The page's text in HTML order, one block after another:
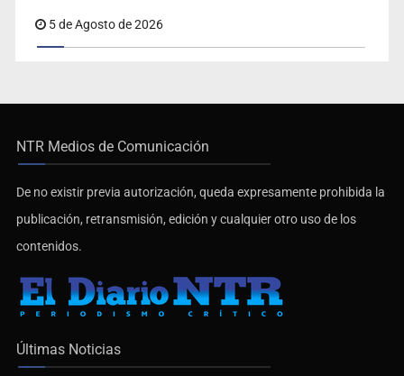
5 de Agosto de 2026
NTR Medios de Comunicación
De no existir previa autorización, queda expresamente prohibida la
publicación, retransmisión, edición y cualquier otro uso de los
contenidos.
Últimas Noticias